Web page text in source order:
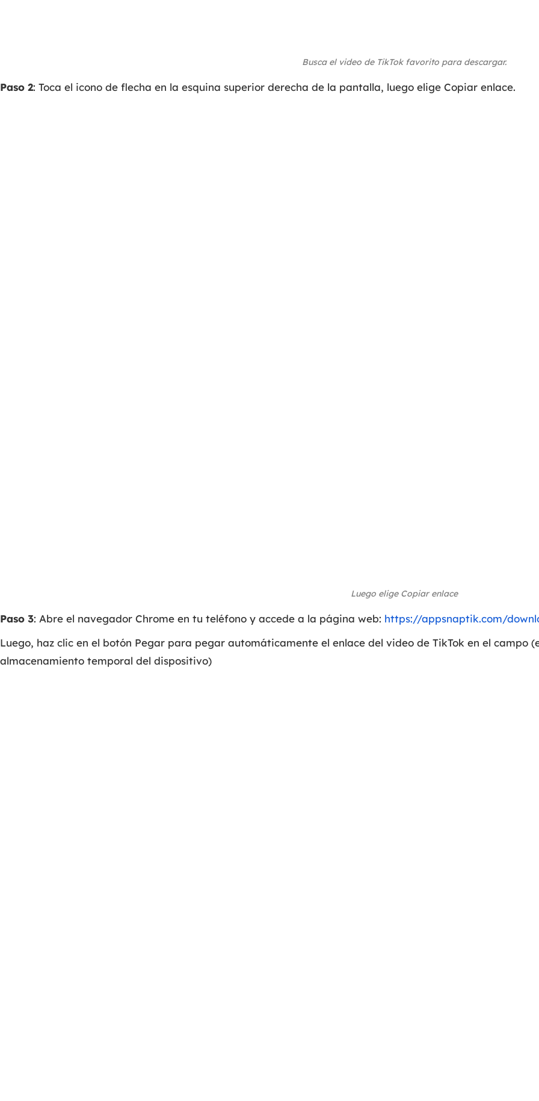
Busca el video de TikTok favorito para descargar.
Paso 2: Toca el icono de flecha en la esquina superior derecha de la pantalla, luego elige Copiar enlace.
Luego elige Copiar enlace
Paso 3: Abre el navegador Chrome en tu teléfono y accede a la página web: https://appsnaptik.com/
Luego, haz clic en el botón Pegar para pegar automáticamente el enlace del video de TikTok en el campo
almacenamiento temporal del dispositivo)